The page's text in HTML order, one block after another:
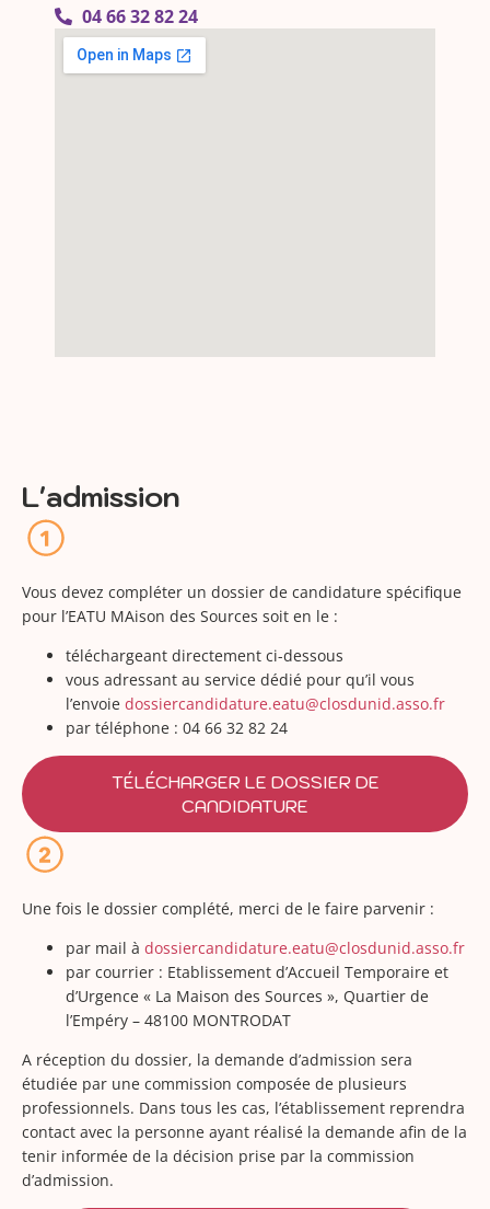
04 66 32 82 24
L'admission
Vous devez compléter un dossier de candidature spécifique
pour l’EATU MAison des Sources soit en le :
téléchargeant directement ci-dessous
vous adressant au service dédié pour qu’il vous
l’envoie dossiercandidature.eatu@closdunid.asso.fr
par téléphone : 04 66 32 82 24
TÉLÉCHARGER LE DOSSIER DE
CANDIDATURE
Une fois le dossier complété, merci de le faire parvenir :
par mail à dossiercandidature.eatu@closdunid.asso.fr
par courrier : Etablissement d’Accueil Temporaire et
d’Urgence « La Maison des Sources », Quartier de
l’Empéry – 48100 MONTRODAT
A réception du dossier, la demande d’admission sera
étudiée par une commission composée de plusieurs
professionnels. Dans tous les cas, l’établissement reprendra
contact avec la personne ayant réalisé la demande afin de la
tenir informée de la décision prise par la commission
d’admission.